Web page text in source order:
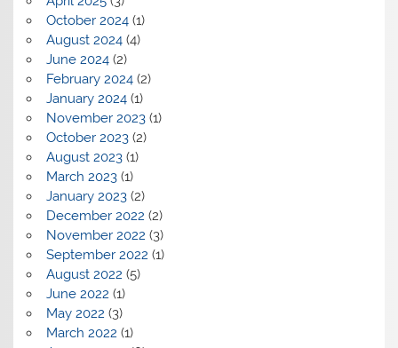
October 2024(1)
August 2024(4)
June 2024(2)
February 2024(2)
January 2024(1)
November 2023(1)
October 2023(2)
August 2023(1)
March 2023(1)
January 2023(2)
December 2022 (2)
November 2022 (3)
September 2022 (1)
August 2022 (5)
June 2022 (1)
May 2022 (3)
March 2022 (1)